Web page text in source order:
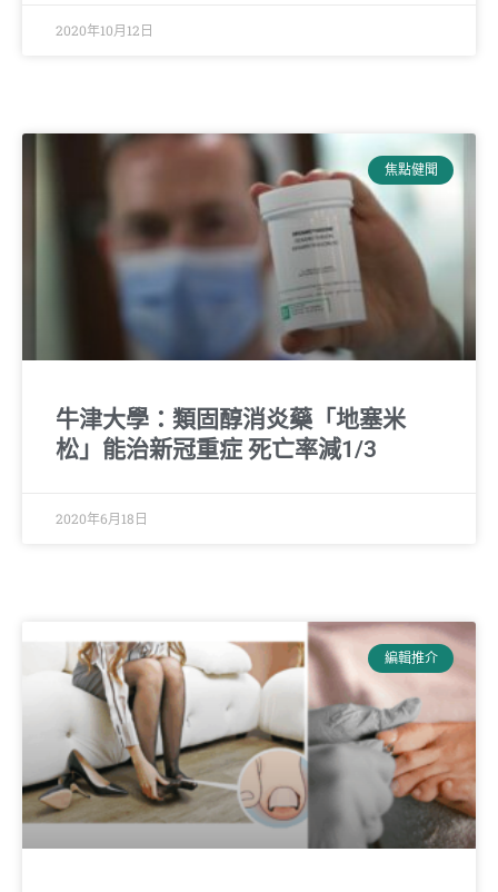
2020年10月12日
焦點健聞
牛津大學：類固醇消炎藥「地塞米
松」能治新冠重症 死亡率減1/3
2020年6月18日
編輯推介